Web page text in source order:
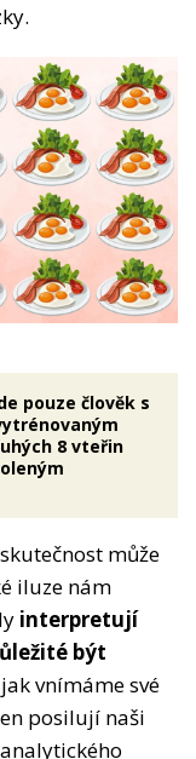
pouze člověk s
8 vteřin
může
iluze nám
interpretují
být
vnímáme své
posilují naši